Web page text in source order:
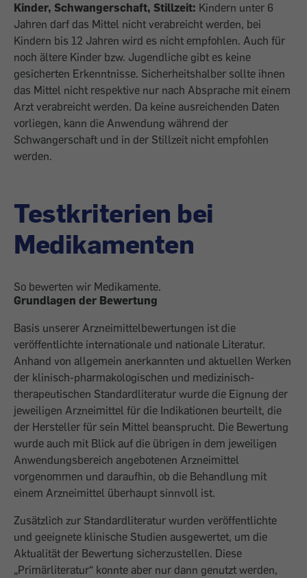
Kinder, Schwangerschaft, Stillzeit: Kindern unter 6
Jahren darf das Mittel nicht verabreicht werden, bei
Kindern bis 12 Jahren wird es nicht empfohlen. Auch für
noch ältere Kinder bzw. Jugendliche gibt es keine
gesicherten Erkenntnisse. Sicherheitshalber sollte ihnen
das Mittel nicht respektive nur nach Absprache mit einem
Arzt verabreicht werden. Da keine ausreichenden Daten
vorliegen, kann die Anwendung während der
Schwangerschaft und in der Stillzeit nicht empfohlen
werden.
Testkriterien bei
Medikamenten
So bewerten wir Medikamente.
Grundlagen der Bewertung
Basis unserer Arzneimittelbewertungen ist die
veröffentlichte internationale und nationale Literatur.
Anhand von allgemein anerkannten und aktuellen Werken
der klinisch-pharmakologischen und medizinisch-
therapeutischen Standardliteratur wurde die Eignung der
jeweiligen Arzneimittel für die Indikationen beurteilt, die
der Hersteller für sein Mittel beansprucht. Die Bewertung
wurde auch mit Blick auf die übrigen in dem jeweiligen
Anwendungsbereich angebotenen Arzneimittel
vorgenommen und daraufhin, ob die Behandlung mit
einem Arzneimittel überhaupt sinnvoll ist.
Zusätzlich zur Standardliteratur wurden veröffentlichte
und geeignete klinische Studien ausgewertet, um die
Aktualität der Bewertung sicherzustellen. Diese
„Primärliteratur“ konnte aber nur dann genutzt werden,